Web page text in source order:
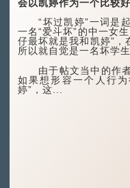
会以凯婷作为一个比较
“坏过凯婷”一词是起
一名“爱斗坏”的中一女
仔最坏就是我和凯婷”，
所以就自觉是一名坏学生
由于帖文当中的作者
如果想形容一个人行
婷”，这...